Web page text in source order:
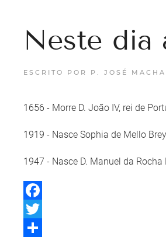
Neste dia
ESCRITO POR P. JOSÉ
1656 - Morre D. João IV, rei de
1919 - Nasce Sophia de Mello
1947 - Nasce D. Manuel da
Facebook
Twitter